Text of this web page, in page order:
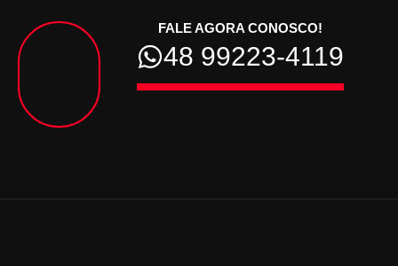
FALE AGORA CONOSCO!
48 99223-4119